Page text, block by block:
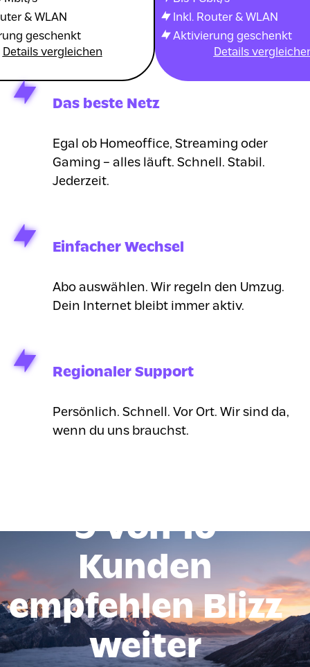
& WLAN
geschenkt
Details vergleichen
Inkl. Router & WLAN
Aktivierung geschenkt
Details
Das beste Netz
Egal ob Homeoffice, Streaming oder
Gaming – alles läuft. Schnell. Stabil.
Jederzeit.
Einfacher Wechsel
Abo auswählen. Wir regeln den Umzug.
Dein Internet bleibt immer aktiv.
Regionaler Support
Persönlich. Schnell. Vor Ort. Wir sind da,
wenn du uns brauchst.
9 von 10
Kunden
empfehlen Blizz
weiter